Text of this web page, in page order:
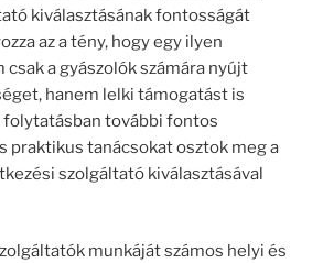
kiválasztásának fontosságát
az a tény, hogy egy ilyen
csak a gyászolók számára nyújt
hanem lelki támogatást is
folytatásban további fontos
praktikus tanácsokat osztok meg a
szolgáltató kiválasztásával
munkáját számos helyi és